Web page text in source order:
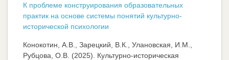
К проблеме конструирования образовательных
практик на основе системы понятий культурно-
исторической психологии
Конокотин, А.В., Зарецкий, В.К., Улановская, И.М.,
Рубцова, О.В. (2025). Культурно-историческая